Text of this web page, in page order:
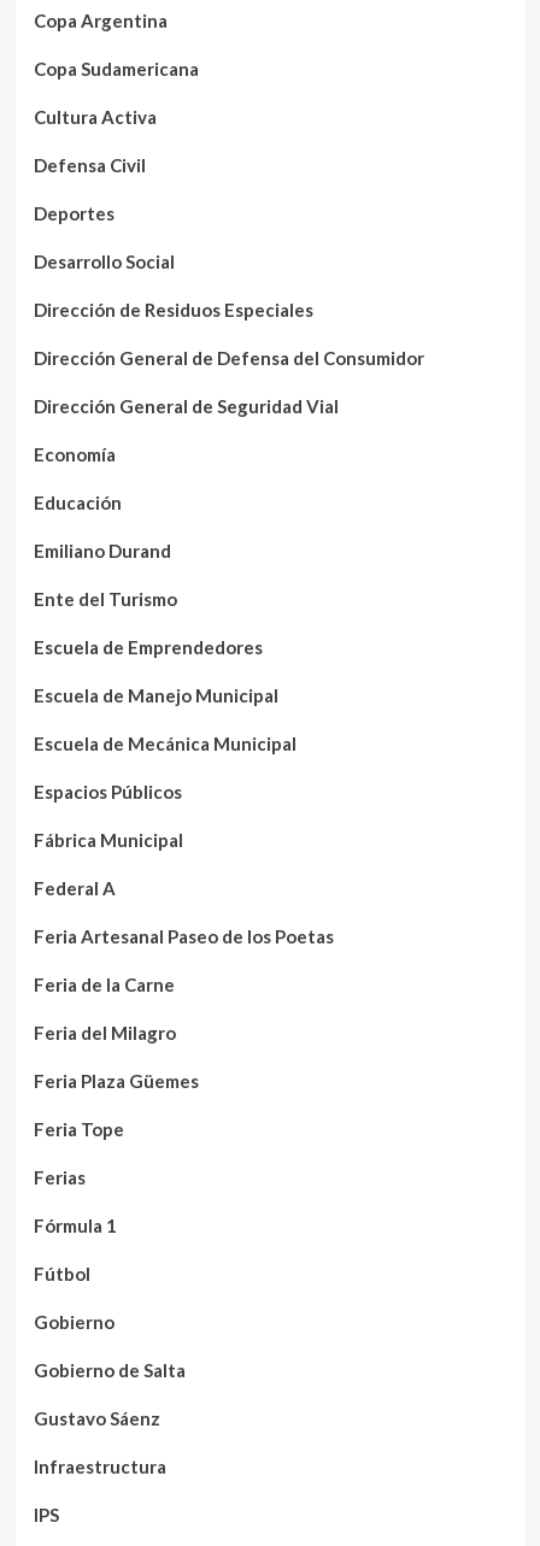
Copa Argentina
Copa Sudamericana
Cultura Activa
Defensa Civil
Deportes
Desarrollo Social
Dirección de Residuos Especiales
Dirección General de Defensa del Consumidor
Dirección General de Seguridad Vial
Economía
Educación
Emiliano Durand
Ente del Turismo
Escuela de Emprendedores
Escuela de Manejo Municipal
Escuela de Mecánica Municipal
Espacios Públicos
Fábrica Municipal
Federal A
Feria Artesanal Paseo de los Poetas
Feria de la Carne
Feria del Milagro
Feria Plaza Güemes
Feria Tope
Ferias
Fórmula 1
Fútbol
Gobierno
Gobierno de Salta
Gustavo Sáenz
Infraestructura
IPS